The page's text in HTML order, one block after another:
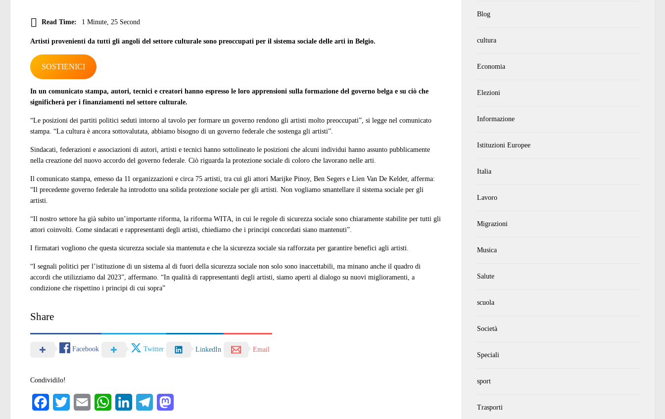
Read Time: 1 Minute, 25 Second
Artisti provenienti da tutti gli angoli del settore culturale sono preoccupati per il sistema sociale delle arti in Belgio.
SOSTIENICI
In un comunicato stampa, autori, tecnici e creatori hanno espresso le loro apprensioni sulla formazione del governo belga e su ciò che
significherà per i finanziamenti nel settore culturale.
“Le posizioni dei partiti politici seduti intorno al tavolo per formare un governo rendono gli artisti molto preoccupati”, si legge nel comunicato
stampa. “La cultura è ancora sottovalutata, abbiamo bisogno di un governo federale che sostenga gli artisti”.
Sindacati, federazioni e associazioni di autori, artisti e tecnici hanno sottolineato le posizioni che alcuni individui hanno assunto pubblicamente
nella creazione del nuovo accordo del governo federale. Ciò riguarda la protezione sociale di coloro che lavorano nelle arti.
Il comunicato stampa, emesso da 11 organizzazioni e circa 75 artisti, tra cui gli attori Marijke Pinoy, Ben Segers e Lien Van De Kelder, afferma:
“Il precedente governo federale ha introdotto una solida protezione sociale per gli artisti. Non vogliamo smantellare il sistema sociale per gli
artisti.
“Il nostro settore ha già subito un’importante riforma, la riforma WITA, in cui le regole di sicurezza sociale sono chiaramente stabilite per tutti gli
attori coinvolti. Come sindacati e rappresentanti degli artisti, chiediamo che i principi concordati siano mantenuti”.
I firmatari vogliono che questa sicurezza sociale sia mantenuta e che la sicurezza sociale sia rafforzata per garantire benefici agli artisti.
“I segnali politici per l’istituzione di un sistema al di fuori della sicurezza sociale non solo sono inaccettabili, ma minano anche il quadro di
accordi che utilizziamo dal 2023”, affermano. “In qualità di rappresentanti degli artisti, siamo aperti al dialogo su nuovi miglioramenti, a
condizione che rispettino i principi di cui sopra”
Share
Facebook Twitter LinkedIn Email
Condividilo!
FacebookTwitter Email WhatsAppLinkedInTelegram
Blog
cultura
Economia
Elezioni
Informazione
Istituzioni Europee
Italia
Lavoro
Migrazioni
Musica
Salute
scuola
Società
Speciali
sport
Trasporti